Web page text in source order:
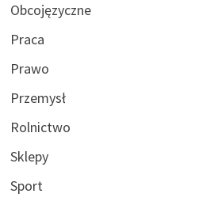
Obcojęzyczne
Praca
Prawo
Przemysł
Rolnictwo
Sklepy
Sport